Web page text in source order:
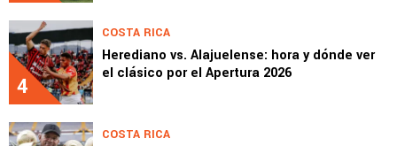
4
COSTA RICA
Herediano vs. Alajuelense: hora y dónde ver
el clásico por el Apertura 2026
COSTA RICA